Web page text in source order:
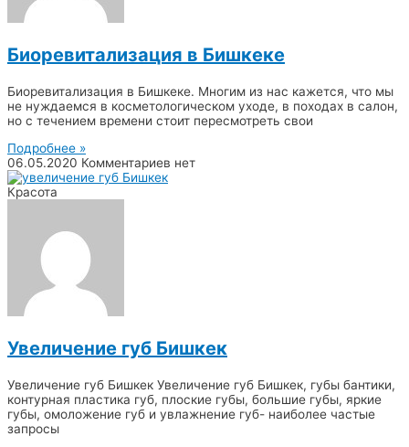
Биоревитализация в Бишкеке
Биоревитализация в Бишкеке. Многим из нас кажется, что мы
не нуждаемся в косметологическом уходе, в походах в салон,
но с течением времени стоит пересмотреть свои
Подробнее »
06.05.2020 Комментариев нет
Красота
Увеличение губ Бишкек
Увеличение губ Бишкек Увеличение губ Бишкек, губы бантики,
контурная пластика губ, плоские губы, большие губы, яркие
губы, омоложение губ и увлажнение губ- наиболее частые
запросы